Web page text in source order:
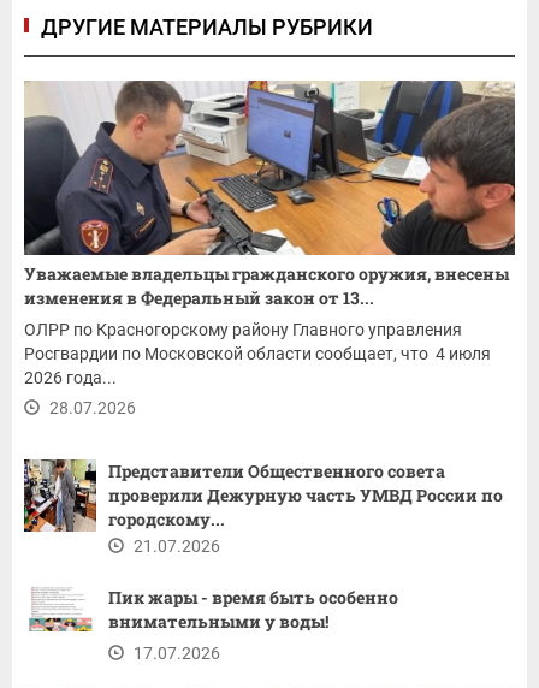
ДРУГИЕ МАТЕРИАЛЫ РУБРИКИ
Уважаемые владельцы гражданского оружия, внесены
изменения в Федеральный закон от 13...
ОЛРР по Красногорскому району Главного управления
Росгвардии по Московской области сообщает, что 4 июля
2026 года...
28.07.2026
Представители Общественного совета
проверили Дежурную часть УМВД России по
городскому...
21.07.2026
Пик жары - время быть особенно
внимательными у воды!
17.07.2026